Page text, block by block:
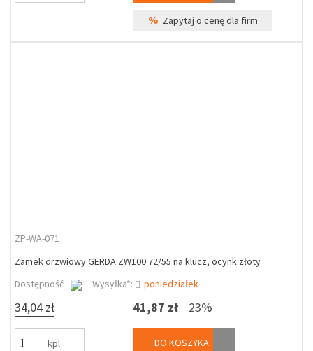
% Zapytaj o cenę dla firm
ZP-WA-071
Zamek drzwiowy GERDA ZW100 72/55 na klucz, ocynk złoty
Dostępność
Wysyłka*: poniedziałek
34,04 zł
kpl
41,87 zł 23%
DO KOSZYKA